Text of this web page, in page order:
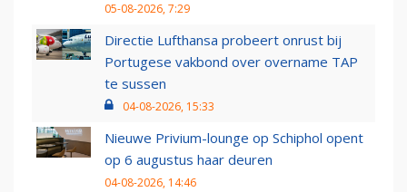
05-08-2026, 7:29
Directie Lufthansa probeert onrust bij
Portugese vakbond over overname TAP
te sussen
04-08-2026, 15:33
Nieuwe Privium-lounge op Schiphol opent
op 6 augustus haar deuren
04-08-2026, 14:46